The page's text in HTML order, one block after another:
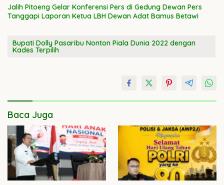
Jalih Pitoeng Gelar Konferensi Pers di Gedung Dewan Pers
Tanggapi Laporan Ketua LBH Dewan Adat Bamus Betawi
Bupati Dolly Pasaribu Nonton Piala Dunia 2022 dengan
Kades Terpilih
Baca Juga